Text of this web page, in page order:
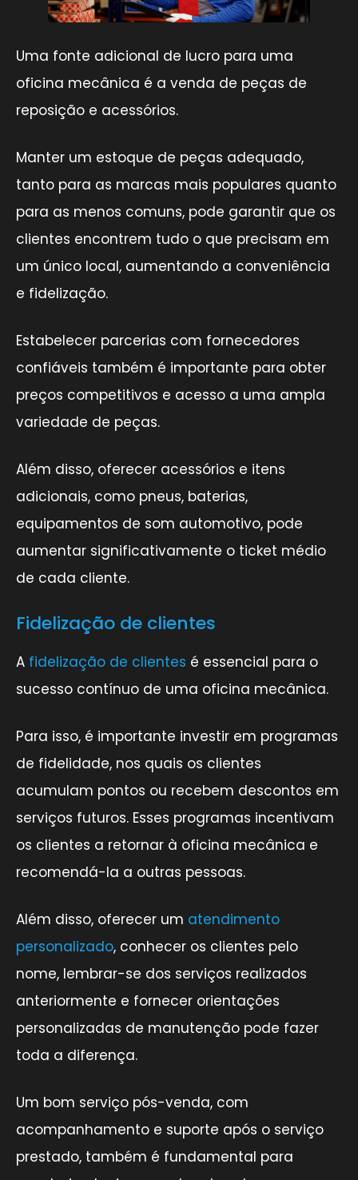
Uma fonte adicional de lucro para uma
oficina mecânica é a venda de peças de
reposição e acessórios.
Manter um estoque de peças adequado,
tanto para as marcas mais populares quanto
para as menos comuns, pode garantir que os
clientes encontrem tudo o que precisam em
um único local, aumentando a conveniência
e fidelização.
Estabelecer parcerias com fornecedores
confiáveis também é importante para obter
preços competitivos e acesso a uma ampla
variedade de peças.
Além disso, oferecer acessórios e itens
adicionais, como pneus, baterias,
equipamentos de som automotivo, pode
aumentar significativamente o ticket médio
de cada cliente.
Fidelização de clientes
A fidelização de clientes é essencial para o
sucesso contínuo de uma oficina mecânica.
Para isso, é importante investir em programas
de fidelidade, nos quais os clientes
acumulam pontos ou recebem descontos em
serviços futuros. Esses programas incentivam
os clientes a retornar à oficina mecânica e
recomendá-la a outras pessoas.
Além disso, oferecer um atendimento
personalizado, conhecer os clientes pelo
nome, lembrar-se dos serviços realizados
anteriormente e fornecer orientações
personalizadas de manutenção pode fazer
toda a diferença.
Um bom serviço pós-venda, com
acompanhamento e suporte após o serviço
prestado, também é fundamental para